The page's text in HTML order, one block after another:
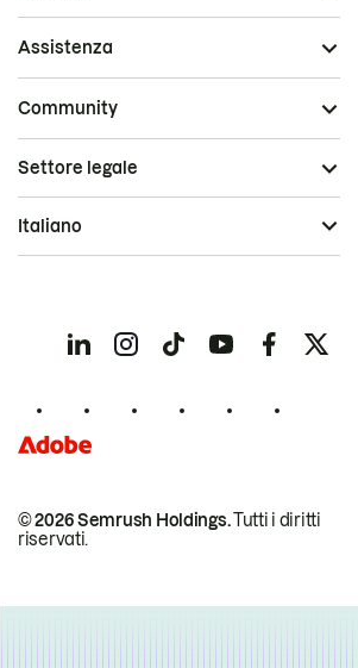
Assistenza
Community
© 2026 Semrush Holdings.Tutti i diritti
riservati.
Settore legale
Italiano